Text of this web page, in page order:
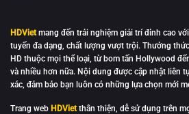
HDVietmang đến trải nghiệm giải trí đỉnh cao
tuyến đa dạng, chất lượng vượt trội. Thưởng
HD thuộc mọi thể loại, từ bom tấn Hollywood
và nhiều hơn nữa. Nội dung được cập nhật liên
xác, đảm bảo bạn luôn có những lựa chọn mới
Trang web HDVietthân thiện, dễ sử dụng trên